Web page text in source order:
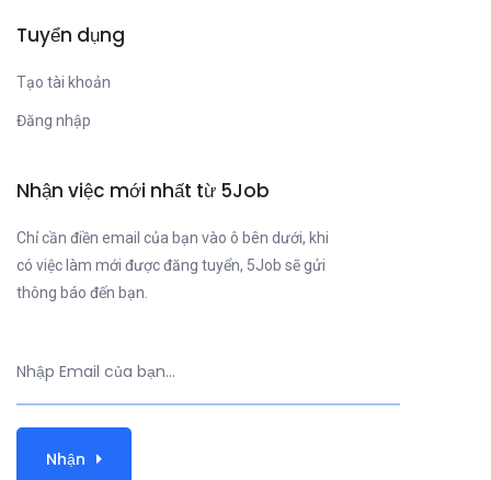
Tuyển dụng
Tạo tài khoản
Đăng nhập
Nhận việc mới nhất từ 5Job
Chỉ cần điền email của bạn vào ô bên dưới, khi
có việc làm mới được đăng tuyển, 5Job sẽ gửi
thông báo đến bạn.
Nhận